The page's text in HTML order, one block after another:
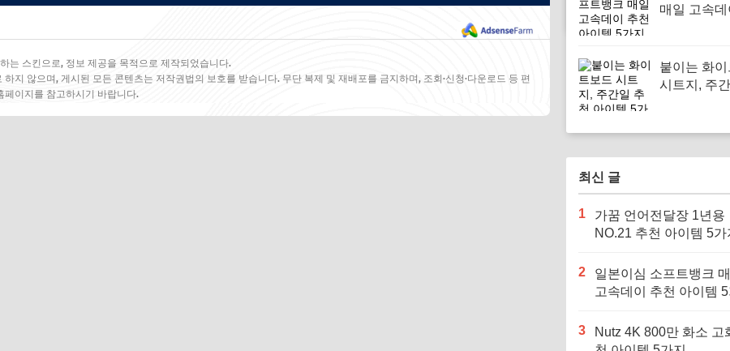
는 스킨으로, 정보 제공을 목적으로 제작되었습니다.
지 않으며, 게시된 모든 콘텐츠는 저작권법의 보호를 받습니다. 무단 복제 및 재배포를 금지하며, 조회·신청·다운로드 등 편
페이지를 참고하시기 바랍니다.
매일 고속
붙이는 화
시트지, 주
최신 글
1
가꿈 언어전달장 1년용
NO.21 추천 아이템 5가
2
일본이심 소프트뱅크
고속데이 추천 아이템
3
Nutz 4K 800만 화소 고